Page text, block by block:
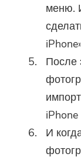
меню.
После
И